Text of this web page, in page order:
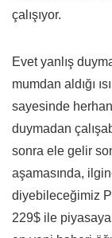
çalışıyor.
Evet yanlış
mumdan aldığı
sayesinde
duymadan
sonra ele gelir
aşamasında,
diyebileceğimiz
229$ ile